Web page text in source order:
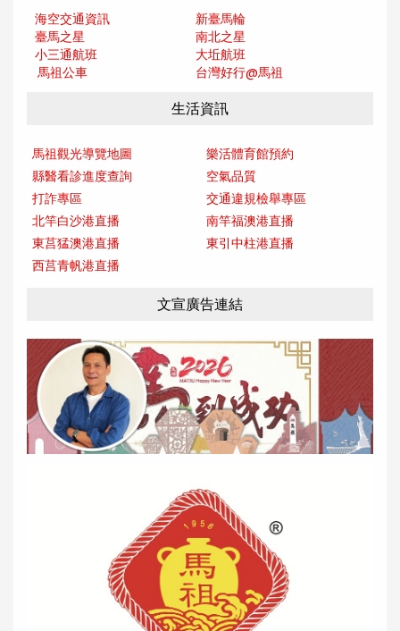
海空交通資訊
新臺馬輪
臺馬之星
南北之星
小三通航班
大坵航班
馬祖公車
台灣好行@馬祖
生活資訊
馬祖觀光導覽地圖
樂活體育館預約
縣醫看診進度查詢
空氣品質
打詐專區
交通違規檢舉專區
北竿白沙港直播
南竿福澳港直播
東莒猛澳港直播
東引中柱港直播
西莒青帆港直播
文宣廣告連結